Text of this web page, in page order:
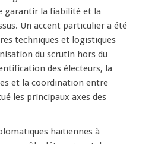
garantir la fiabilité et la
Un accent particulier a été
techniques et logistiques
du scrutin hors du
des électeurs, la
et la coordination entre
les principaux axes des
haïtiennes à